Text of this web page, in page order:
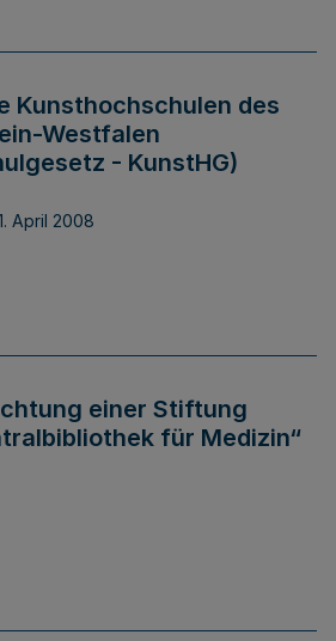
Kunsthochschulen des
Westfalen
- KunstHG)
April 2008
einer Stiftung
für Medizin“